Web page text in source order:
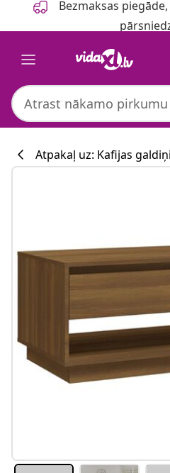
Bezmaksas
Atpakaļ uz: Kafijas galdiņi